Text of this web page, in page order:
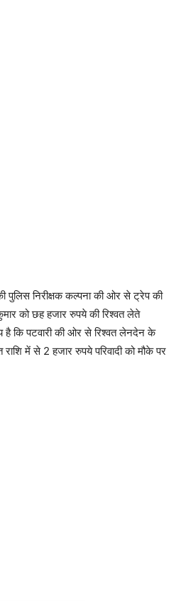
पुलिस निरीक्षक कल्पना की ओर से ट्रेप की
को छह हजार रुपये की रिश्वत लेते
है कि पटवारी की ओर से रिश्वत लेनदेन के
में से 2 हजार रुपये परिवादी को मौके पर